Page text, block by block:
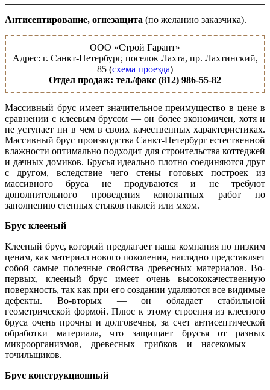
Антисептирование, огнезащита (по желанию заказчика).
ООО «Строй Гарант»
Адрес: г. Санкт-Петербург, поселок Лахта, пр. Лахтинский,
85 (схема проезда)
Отдел продаж: тел./факс (812) 986-55-82
Массивный брус имеет значительное преимущество в цене в
сравнении с клеевым брусом — он более экономичен, хотя и
не уступает ни в чем в своих качественных характеристиках.
Массивный брус производства Санкт-Петербург естественной
влажности оптимально подходит для строительства коттеджей
и дачных домиков. Брусья идеально плотно соединяются друг
с другом, вследствие чего стены готовых построек из
массивного бруса не продуваются и не требуют
дополнительного проведения конопатных работ по
заполнению стенных стыков паклей или мхом.
Брус клееный
Клееный брус, который предлагает наша компания по низким
ценам, как материал нового поколения, наглядно представляет
собой самые полезные свойства древесных материалов. Во-
первых, клееный брус имеет очень высококачественную
поверхность, так как при его создании удаляются все видимые
дефекты. Во-вторых — он обладает стабильной
геометрической формой. Плюс к этому строения из клееного
бруса очень прочны и долговечны, за счет антисептической
обработки материала, что защищает брусья от разных
микроорганизмов, древесных грибков и насекомых —
точильщиков.
Брус конструкционный